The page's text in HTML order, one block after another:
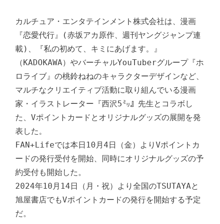
カルチュア・エンタテインメント株式会社は、漫画
『恋愛代行』(赤坂アカ原作、週刊ヤングジャンプ連
載)、『私の初めて、キミにあげます。』
（KADOKAWA）やバーチャルYouTuberグループ『ホ
ロライブ』の桃鈴ねねのキャラクターデザインなど、
マルチなクリエイティブ活動に取り組んでいる漫画
家・イラストレーター『西沢5㍉』先生とコラボし
た、Vポイントカードとオリジナルグッズの展開を発
表した。
FAN+Lifeでは本日10月4日（金）よりVポイントカ
ードの発行受付を開始、同時にオリジナルグッズの予
約受付も開始した。
2024年10月14日（月・祝）より全国のTSUTAYAと
旭屋書店でもVポイントカードの発行を開始する予定
だ。